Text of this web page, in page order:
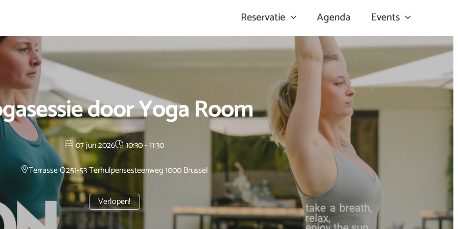
Reservatie Agenda Events
door Yoga Room
07 jun 2026
Verlopen!
10:30 - 11:30
Terrasse O251-53 Terhulpensesteenweg 1000 Brussel